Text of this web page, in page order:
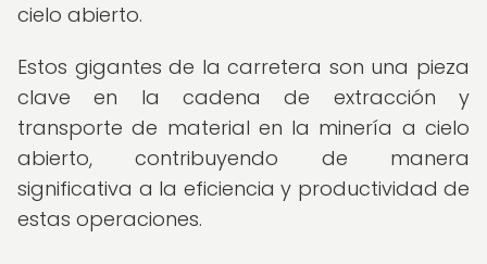
cielo abierto.
Estos gigantes de la carretera son una pieza
clave en la cadena de extracción y
transporte de material en la minería a cielo
abierto, contribuyendo de manera
significativa a la eficiencia y productividad de
estas operaciones.